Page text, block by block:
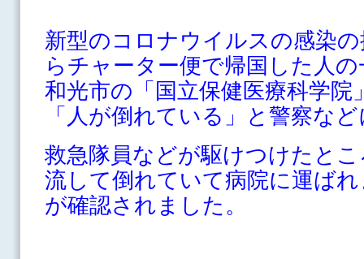
新型のコロナウイルスの感染
らチャーター便で帰国した人
和光市の「国立保健医療科学院
「人が倒れている」と警察な
救急隊員などが駆けつけたと
流して倒れていて病院に運ば
が確認されました。